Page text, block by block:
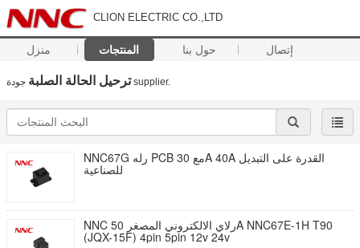
CLION ELECTRIC CO.,LTD
منزل المنتجات حول بنا إتصال
ترحيل الحالة الصلبةsupplier.
NNC67G رله PCB مع 30A 40A القدرة على التبديل
للصناعية
NNC رلاي الالكتروني المصغر 50A NNC67E-1H T90
(JQX-15F) 4pin 5pin 12v 24v